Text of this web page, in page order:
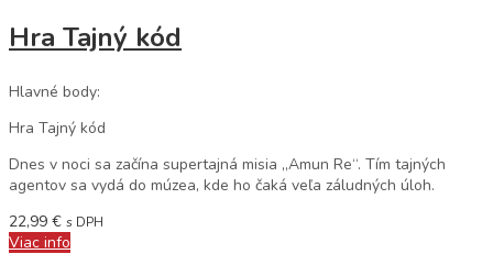
Hra Tajný kód
Hlavné body:
Hra Tajný kód
Dnes v noci sa začína supertajná misia „Amun Re“. Tím tajných
agentov sa vydá do múzea, kde ho čaká veľa záludných úloh.
22,99 € s DPH
Viac info